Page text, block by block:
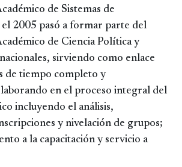
de Sistemas de
2005 pasó a formar parte del
de Ciencia Política y
sirviendo como enlace
de tiempo completo y
en el proceso integral del
incluyendo el análisis,
y nivelación de grupos;
a la capacitación y servicio a